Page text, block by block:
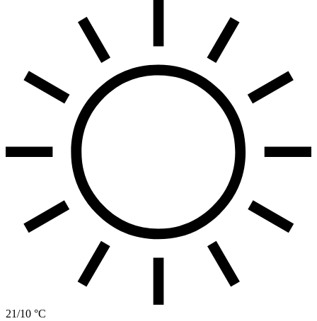
21/10 °C